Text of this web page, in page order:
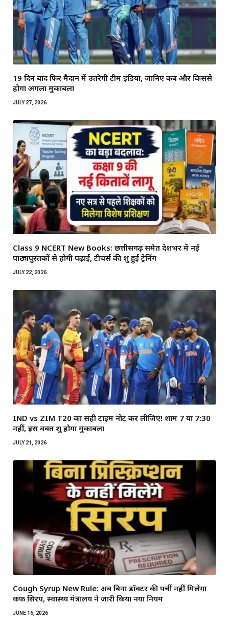
19 दिन बाद फिर मैदान में उतरेगी टीम इंडिया, जानिए कब और किससे
होगा अगला मुकाबला
JULY 27, 2026
Class 9 NCERT New Books: छत्तीसगढ़ समेत देशभर में नई
पाठ्यपुस्तकों से होगी पढ़ाई, टीचर्स की शुरू हुई ट्रेनिंग
JULY 22, 2026
IND vs ZIM T20 का सही टाइम नोट कर लीजिए! शाम 7 या 7:30
नहीं, इस वक्त शुरू होगा मुकाबला
JULY 21, 2026
Cough Syrup New Rule: अब बिना डॉक्टर की पर्ची नहीं मिलेगा
कफ सिरप, स्वास्थ्य मंत्रालय ने जारी किया नया नियम
JUNE 16, 2026